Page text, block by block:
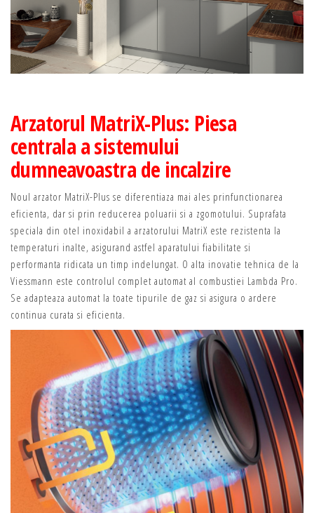
Arzatorul MatriX-Plus: Piesa
centrala a sistemului
dumneavoastra de incalzire
Noul arzator MatriX-Plus se diferentiaza mai ales prinfunctionarea
eficienta, dar si prin reducerea poluarii si a zgomotului. Suprafata
speciala din otel inoxidabil a arzatorului MatriX este rezistenta la
temperaturi inalte, asigurand astfel aparatului fiabilitate si
performanta ridicata un timp indelungat. O alta inovatie tehnica de la
Viessmann este controlul complet automat al combustiei Lambda Pro.
Se adapteaza automat la toate tipurile de gaz si asigura o ardere
continua curata si eficienta.